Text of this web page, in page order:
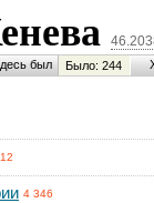
был Было: 244
4 346